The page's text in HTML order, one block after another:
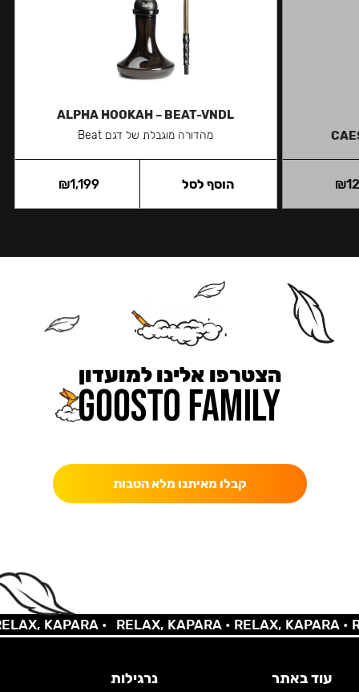
₪12
ALPHA HOOKAH – BEAT-VNDL
מהדורה מוגבלת של דגם Beat
₪1,199 הוסף לסל
הצטרפו אלינו למועדון
קבלו מאיתנו מלא הטבות
KAPARA • RELAX, KAPARA •RELAX, KAPARA •
עוד באתר נרגילות